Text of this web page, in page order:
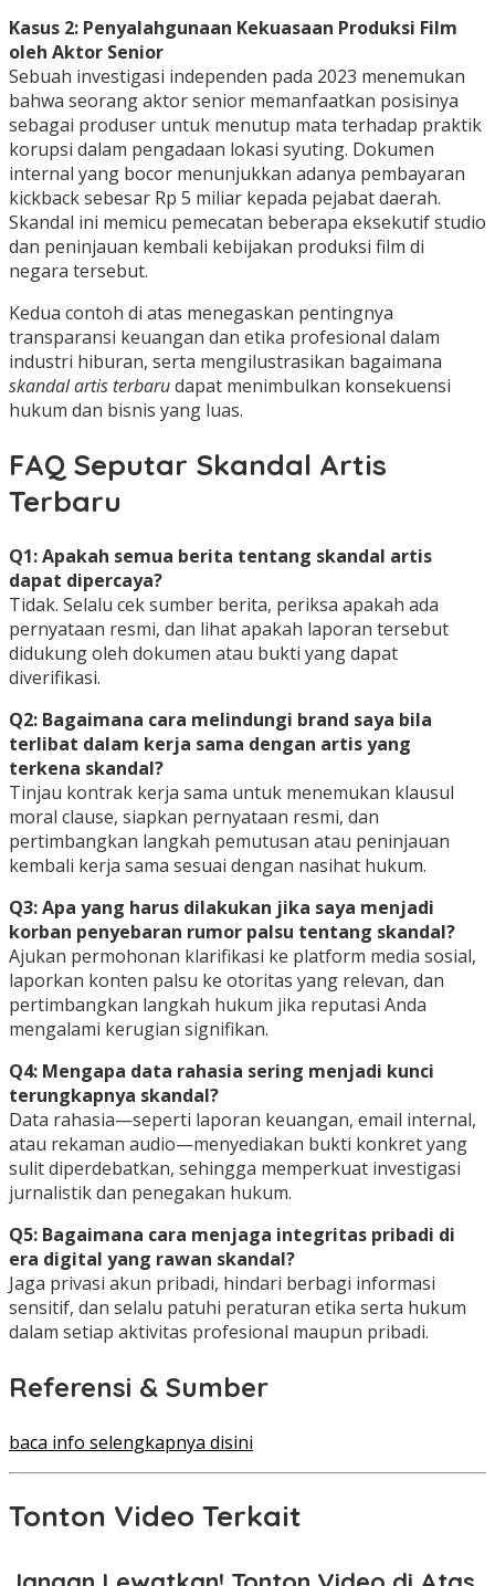
Kasus 2: Penyalahgunaan Kekuasaan Produksi Film
oleh Aktor Senior
Sebuah investigasi independen pada 2023 menemukan
bahwa seorang aktor senior memanfaatkan posisinya
sebagai produser untuk menutup mata terhadap praktik
korupsi dalam pengadaan lokasi syuting. Dokumen
internal yang bocor menunjukkan adanya pembayaran
kickback sebesar Rp 5 miliar kepada pejabat daerah.
Skandal ini memicu pemecatan beberapa eksekutif studio
dan peninjauan kembali kebijakan produksi film di
negara tersebut.
Kedua contoh di atas menegaskan pentingnya
transparansi keuangan dan etika profesional dalam
industri hiburan, serta mengilustrasikan bagaimana
skandal artis terbarudapat menimbulkan konsekuensi
hukum dan bisnis yang luas.
FAQ Seputar Skandal Artis
Terbaru
Q1: Apakah semua berita tentang skandal artis
dapat dipercaya?
Tidak. Selalu cek sumber berita, periksa apakah ada
pernyataan resmi, dan lihat apakah laporan tersebut
didukung oleh dokumen atau bukti yang dapat
diverifikasi.
Q2: Bagaimana cara melindungi brand saya bila
terlibat dalam kerja sama dengan artis yang
terkena skandal?
Tinjau kontrak kerja sama untuk menemukan klausul
moral clause, siapkan pernyataan resmi, dan
pertimbangkan langkah pemutusan atau peninjauan
kembali kerja sama sesuai dengan nasihat hukum.
Q3: Apa yang harus dilakukan jika saya menjadi
korban penyebaran rumor palsu tentang skandal?
Ajukan permohonan klarifikasi ke platform media sosial,
laporkan konten palsu ke otoritas yang relevan, dan
pertimbangkan langkah hukum jika reputasi Anda
mengalami kerugian signifikan.
Q4: Mengapa data rahasia sering menjadi kunci
terungkapnya skandal?
Data rahasia—seperti laporan keuangan, email internal,
atau rekaman audio—menyediakan bukti konkret yang
sulit diperdebatkan, sehingga memperkuat investigasi
jurnalistik dan penegakan hukum.
Q5: Bagaimana cara menjaga integritas pribadi di
era digital yang rawan skandal?
Jaga privasi akun pribadi, hindari berbagi informasi
sensitif, dan selalu patuhi peraturan etika serta hukum
dalam setiap aktivitas profesional maupun pribadi.
Referensi & Sumber
baca info selengkapnya disini
Tonton Video Terkait